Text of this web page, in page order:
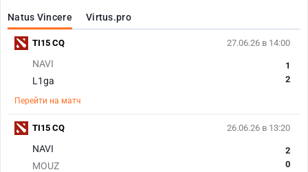
Natus Vincere Virtus.pro
27.06.26 в 14:00
NAVI
L1ga
1
2
Перейти на матч
TI15 CQ
26.06.26 в 13:20
NAVI
MOUZ
2
0
TI15 CQ